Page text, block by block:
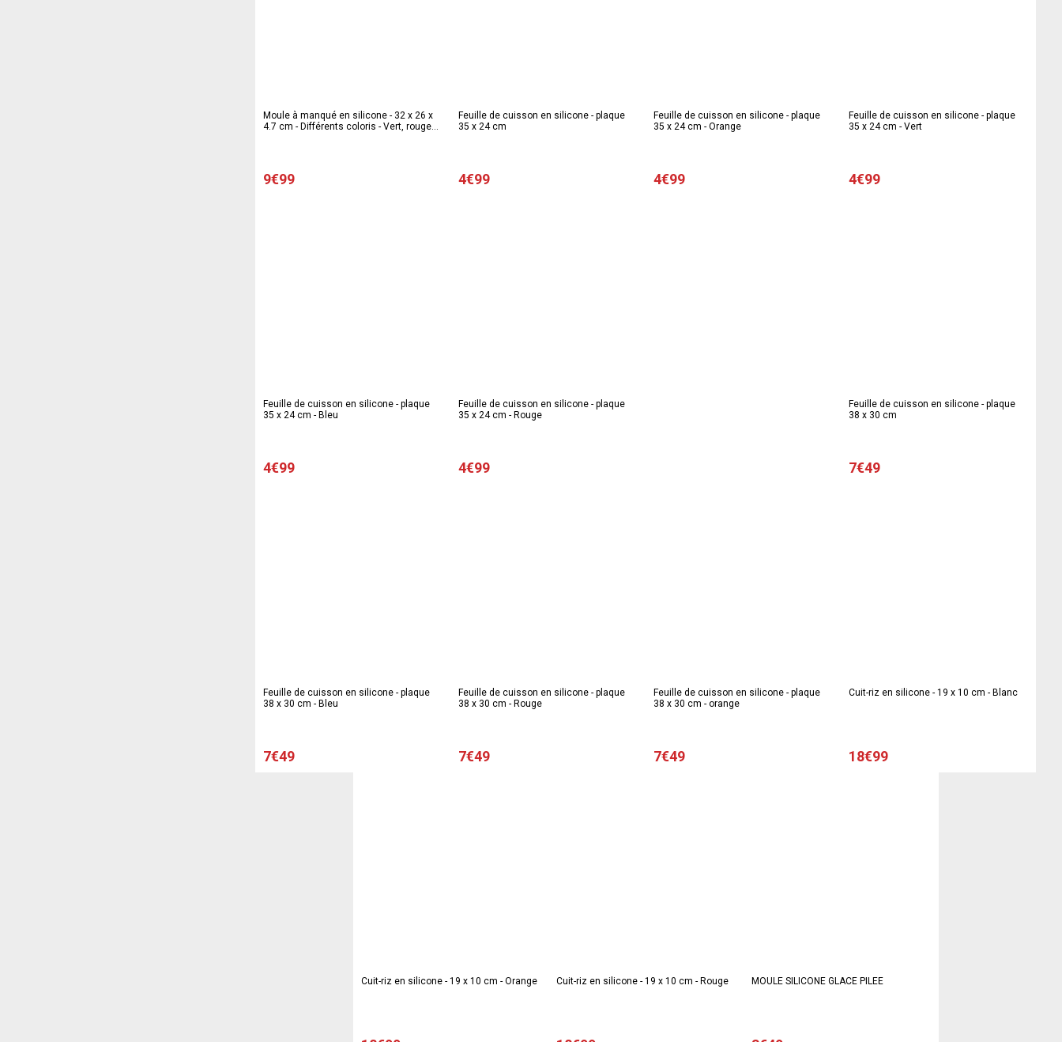
Moule à manqué en silicone - 32 x 26 x
4.7 cm - Différents coloris - Vert, rouge
9€99
Feuille de cuisson en silicone - plaque
35 x 24 cm
4€99
Feuille de cuisson en silicone - plaque
35 x 24 cm - Orange
4€99
Feuille de cuisson en silicone - plaque
35 x 24 cm - Vert
4€99
Feuille de cuisson en silicone - plaque
35 x 24 cm - Bleu
4€99
Feuille de cuisson en silicone - plaque
35 x 24 cm - Rouge
4€99
Feuille de cuisson en silicone - plaque
38 x 30 cm
7€49
Feuille de cuisson en silicone - plaque
38 x 30 cm - Bleu
7€49
Feuille de cuisson en silicone - plaque
38 x 30 cm - Rouge
7€49
Feuille de cuisson en silicone - plaque
38 x 30 cm - orange
7€49
Cuit-riz en silicone - 19 x 10 cm - Blanc
18€99
Cuit-riz en silicone - 19 x 10 cm - Orange Cuit-riz en silicone - 19 x 10 cm - Rouge MOULE SILICONE GLACE PILEE